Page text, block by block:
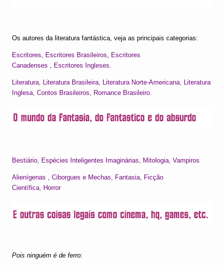
Os autores da literatura fantástica, veja as principais categorias:
Escritores Escritores Brasileiros
Escritores
Canadenses
Escritores Ingleses
Literatura Literatura Brasileira Literatura Norte-Americana
Literatura
Inglesa Contos Brasileiros Romance Brasileiro
Bestiário Espécies Inteligentes Imaginárias Mitologia Vampiros
Alienígenas Ciborgues e Mechas Fantasia
Ficção
Científica
Horror
Pois ninguém é de ferro: